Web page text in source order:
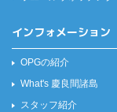
インフォメーション
OPGの紹介
What's 慶良間諸島
スタッフ紹介